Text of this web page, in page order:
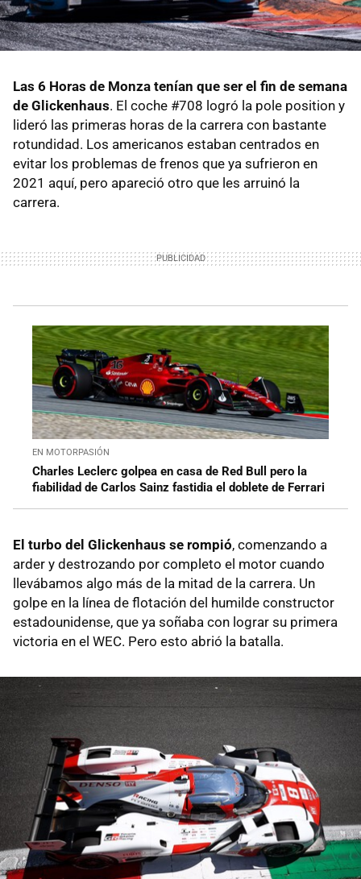
Las 6 Horas de Monza tenían que ser el fin de semana
de Glickenhaus. El coche #708 logró la pole position y
lideró las primeras horas de la carrera con bastante
rotundidad. Los americanos estaban centrados en
evitar los problemas de frenos que ya sufrieron en
2021 aquí, pero apareció otro que les arruinó la
carrera.
EN MOTORPASIÓN
Charles Leclerc golpea en casa de Red Bull pero la
fiabilidad de Carlos Sainz fastidia el doblete de Ferrari
El turbo del Glickenhaus se rompió, comenzando a
arder y destrozando por completo el motor cuando
llevábamos algo más de la mitad de la carrera. Un
golpe en la línea de flotación del humilde constructor
estadounidense, que ya soñaba con lograr su primera
victoria en el WEC. Pero esto abrió la batalla.